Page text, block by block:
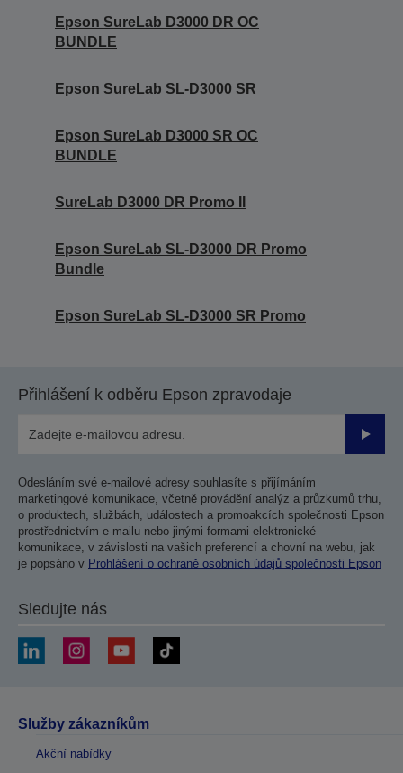
Epson SureLab D3000 DR OC
BUNDLE
Epson SureLab SL-D3000 SR
Epson SureLab D3000 SR OC
BUNDLE
SureLab D3000 DR Promo II
Epson SureLab SL-D3000 DR Promo
Bundle
Epson SureLab SL-D3000 SR Promo
Přihlášení k odběru Epson zpravodaje
Odesláním své e-mailové adresy souhlasíte s přijímáním
marketingové komunikace, včetně provádění analýz a průzkumů trhu,
o produktech, službách, událostech a promoakcích společnosti Epson
prostřednictvím e-mailu nebo jinými formami elektronické
komunikace, v závislosti na vašich preferencí a chovní na webu, jak
je popsáno v Prohlášení o ochraně osobních údajů společnosti Epson
Sledujte nás
Služby zákazníkům
Akční nabídky